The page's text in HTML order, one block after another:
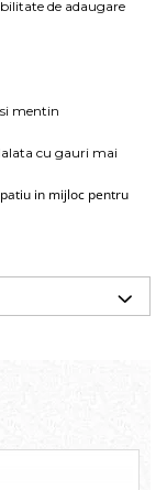
de adaugare
mentin
cu gauri mai
in mijloc pentru